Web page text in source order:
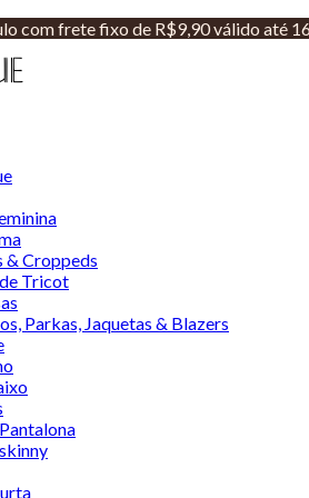
com frete fixo de R$9,90 válido até
& Croppeds
Tricot
Parkas, Jaquetas & Blazers